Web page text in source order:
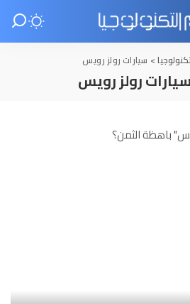
> سيارات رولز رويس
سيارات رولز رويس